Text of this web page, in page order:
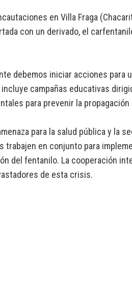
en Villa Fraga
con un derivado, el
debemos iniciar acciones para
campañas educativas
para prevenir la
para la salud pública y la
trabajen en conjunto para
del fentanilo. La cooperación
de esta crisis.